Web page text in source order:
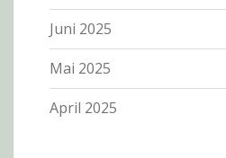
Juni 2025
Mai 2025
April 2025